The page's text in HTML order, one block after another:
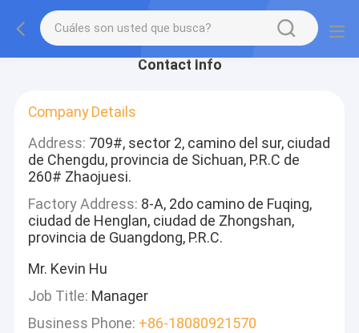
Contact Info
Company Details
Address: 709#, sector 2, camino del sur, ciudad
de Chengdu, provincia de Sichuan, P.R.C de
260# Zhaojuesi.
Factory Address: 8-A, 2do camino de Fuqing,
ciudad de Henglan, ciudad de Zhongshan,
provincia de Guangdong, P.R.C.
Mr. Kevin Hu
Job Title: Manager
Business Phone: +86-18080921570